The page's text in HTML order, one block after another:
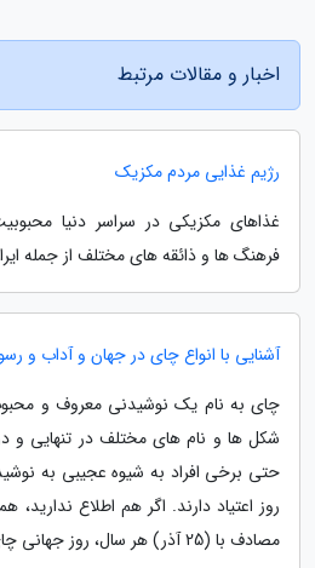
اخبار و مقالات مرتبط
رژیم غذایی مردم مکزیک
غذاهای مکزیکی در سراسر دنیا
فرهنگ ها و ذائقه های مختلف از جمله
آشنایی با انواع چای در جهان و آداب و
چای به نام یک نوشیدنی معروف و
شکل ها و نام های مختلف در تنهایی و
حتی برخی افراد به شیوه عجیبی به
مصادف با (25 آذر) هر سال، روز جهانی چای...